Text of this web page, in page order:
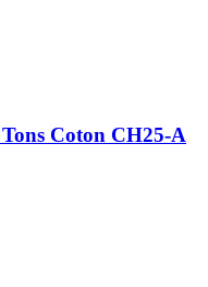
Coton CH25-A